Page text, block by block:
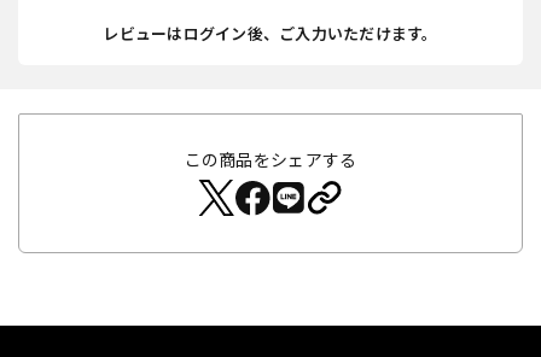
レビューはログイン後、ご入力いただけます。
この商品をシェアする